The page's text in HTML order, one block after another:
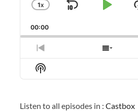
CHANGE
RATE
1X
SKIP
00:00
PREVIOUS
EPISODE
SHOW
Show
Podcast
Listen to all episodes in :Castbox